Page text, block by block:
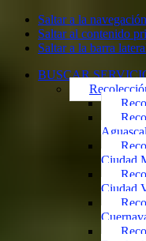
Saltar a la
Saltar al contenido
Saltar a la barra
BUSCAR
Ciudad
Ciudad